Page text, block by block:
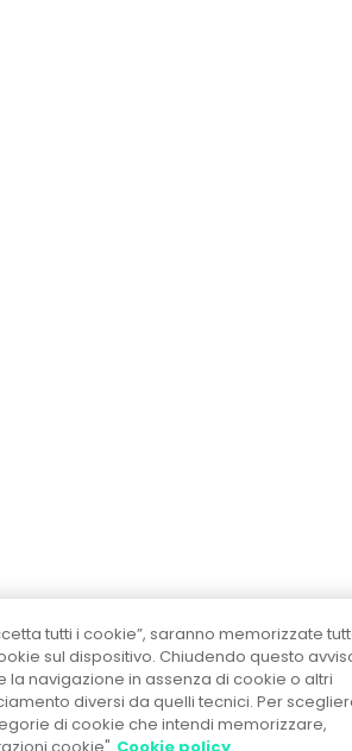
tutti i cookie”, saranno memorizzate
sul dispositivo. Chiudendo questo
la navigazione in assenza di cookie o altri
diversi da quelli tecnici. Per
di cookie che intendi memorizzare,